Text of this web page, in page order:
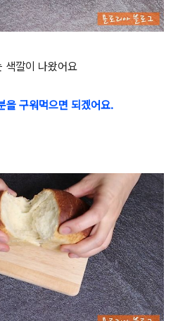
색깔이 나왔어요
구워먹으면 되겠어요.